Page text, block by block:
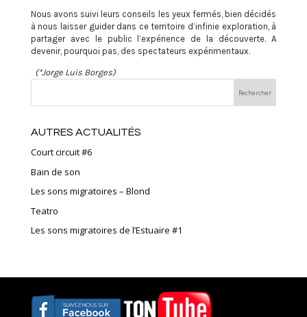
Nous avons suivi leurs conseils les yeux fermés, bien décidés
à nous laisser guider dans ce territoire d’infinie exploration, à
partager avec le public l’expérience de la découverte. A
devenir, pourquoi pas, des spectateurs expérimentaux.
(*Jorge Luis Borges)
AUTRES ACTUALITÉS
Court circuit #6
Bain de son
Les sons migratoires – Blond
Teatro
Les sons migratoires de l’Estuaire #1